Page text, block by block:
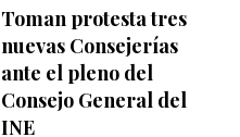
Toman protesta tres
nuevas Consejerías
ante el pleno del
Consejo General del
INE